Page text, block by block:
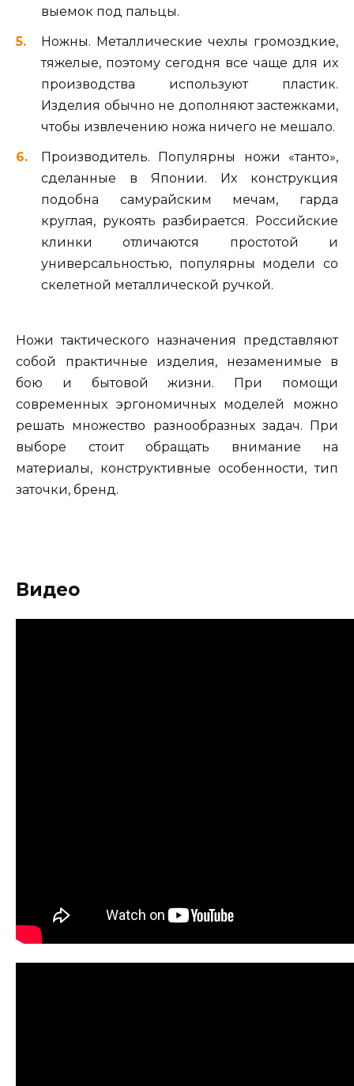
выемок под пальцы.
Ножны. Металлические чехлы громоздкие,
тяжелые, поэтому сегодня все чаще для их
производства используют пластик.
Изделия обычно не дополняют застежками,
чтобы извлечению ножа ничего не мешало.
Производитель. Популярны ножи «танто»,
сделанные в Японии. Их конструкция
подобна самурайским мечам, гарда
круглая, рукоять разбирается. Российские
клинки отличаются простотой и
универсальностью, популярны модели со
скелетной металлической ручкой.
Ножи тактического назначения представляют
собой практичные изделия, незаменимые в
бою и бытовой жизни. При помощи
современных эргономичных моделей можно
решать множество разнообразных задач. При
выборе стоит обращать внимание на
материалы, конструктивные особенности, тип
заточки, бренд.
Видео